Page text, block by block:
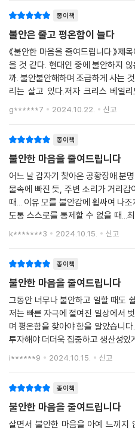
종이책
불안은 줄고 평온함이 늘다
《불안한 마음을 줄여드립니다》제
을 것 같다. 현대인 중에 불안하지
까. 불안불안해하며 조급하게 사는
리는 살고 있다.저자 크리스 베일
다. 그는 어느 날 갑자기 터져버렸
는 이름으로 활발하게 연구하고 강의
g******7 2024.10.22. 신고
종이책
불안한 마음을 줄여드립니다
어느 날 갑자기 찾아온 공황장애.분
물속에 빠진 듯, 주변 소리가 거리
때... 이유 모를 불안감에 휩싸여 나
도통 스스로를 통제할 수 없을 때...
이며 병원을 찾는 젊은 층의 환자들
k*******3 2024.10.15. 신고
종이책
불안한 마음을 줄여드립니다
그동안 너무나 불안하고 일할 때도
저는 빠른 자극에 절여진 일상에서
며 평온함을 찾아야 함을 알았습니
투자해야 더더욱 집중하고 생산성있
도 있음도 알게됐어요. 책에 제시
i******9 2024.10.15. 신고
종이책
불안한 마음을 줄여드립니다
살면서 불안한 마음을 아예 느끼지